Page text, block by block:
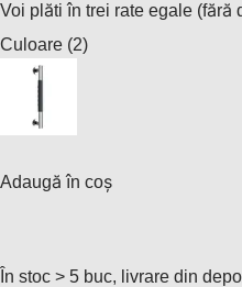
Voi plăti în trei rate egale (fără
Culoare (2)
Adaugă în coș
În stoc > 5 buc, livrare din